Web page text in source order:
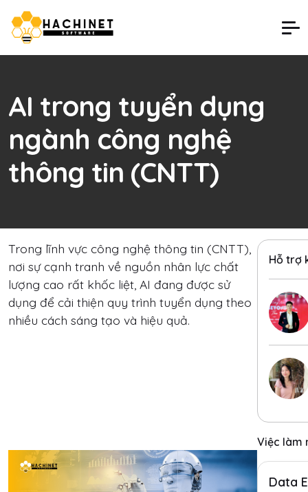
AI trong tuyển dụng
ngành công nghệ
thông tin (CNTT)
Trong lĩnh vực công nghệ thông tin (CNTT),
nơi sự cạnh tranh về nguồn nhân lực chất
lượng cao rất khốc liệt, AI đang được sử
dụng để cải thiện quy trình tuyển dụng theo
nhiều cách sáng tạo và hiệu quả.
Hỗ trợ
Việc làm
Data